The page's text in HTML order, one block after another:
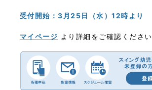
受付開始：3月25日（水）12時より
マイページ より詳細をご確認 ください